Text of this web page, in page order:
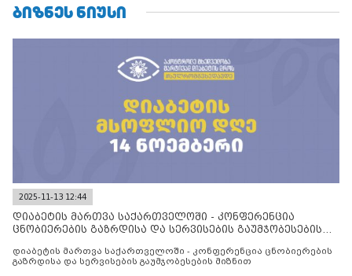
ᲑᲘᲖᲜᲔᲡ ᲜᲘᲣᲡᲘ
2025-11-13 12:44
დიაბეტის მართვა საქართველოში - კონფერენცია
ცნობიერების გაზრდისა და სერვისების გაუმჯობესების
დიაბეტის მართვა საქართველოში - კონფერენცია ცნობიერების
გაზრდისა და სერვისების გაუმჯობესების მიზნით